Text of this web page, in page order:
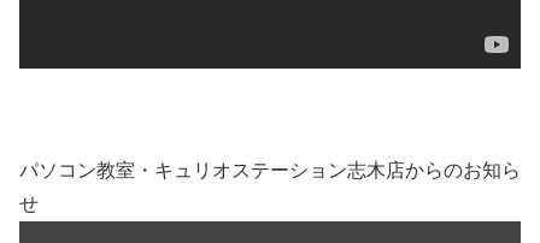
パソコン教室・キュリオステーション志木店からのお知ら
せ